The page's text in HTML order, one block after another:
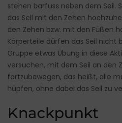
stehen barfuss neben dem Seil.
das Seil mit den Zehen
den Zehen bzw. mit den Füßen
Körperteile dürfen das Seil nicht
Gruppe etwas Übung in diese
versuchen, mit dem Seil an den
fortzubewegen, das heißt, alle
hüpfen, ohne dabei das Seil zu
Knackpunkt